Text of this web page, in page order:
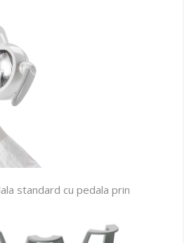
standard cu pedala prin